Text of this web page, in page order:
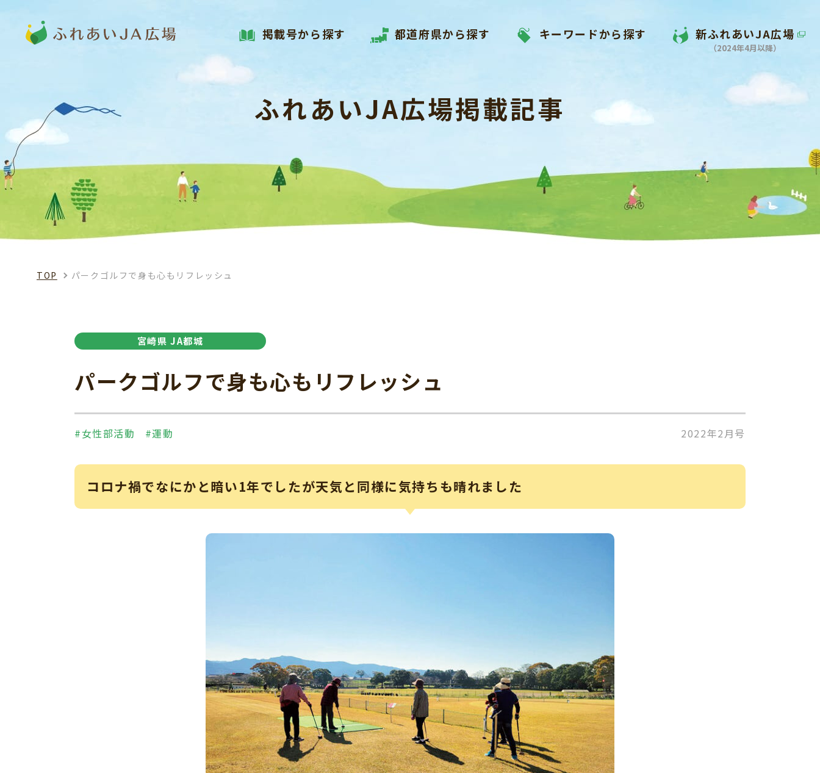
掲載号から探す 都道府県から探す キーワードから探す 新ふれあいJA広場
（2024年4月以降）
ふれあいJA広場掲載記事
TOP パークゴルフで身も心もリフレッシュ
宮崎県 JA都城
パークゴルフで身も心もリフレッシュ
#女性部活動 #運動 2022年2月号
コロナ禍でなにかと暗い1年でしたが天気と同様に気持ちも晴れました